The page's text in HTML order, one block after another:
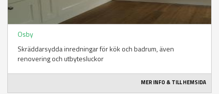
Osby
Skräddarsydda inredningar för kök och badrum, även
renovering och utbytesluckor
MER INFO & TILL HEMSIDA